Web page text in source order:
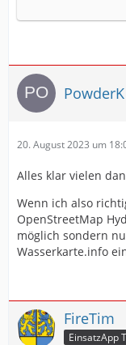
PowderK
20. August 2023 um
Alles klar vielen
Wenn ich also
OpenStreetMap
möglich sondern
Wasserkarte.info
FireTim
EinsatzApp